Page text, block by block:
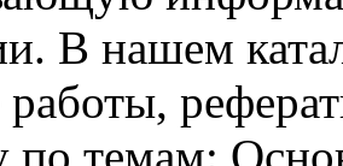
В нашем
по темам: